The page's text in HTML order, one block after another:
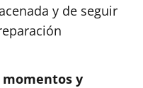
y de seguir
y